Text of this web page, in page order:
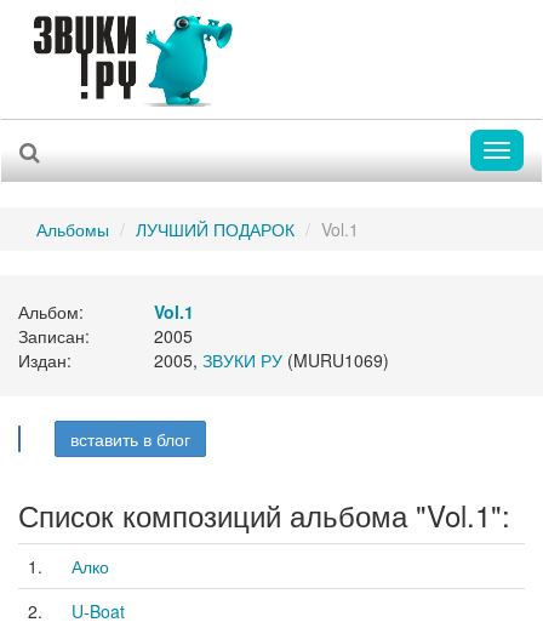
Альбомы ЛУЧШИЙ ПОДАРОК Vol.1
Альбом:
Vol.1
Записан:
2005
Издан:
2005, ЗВУКИ РУ (MURU1069)
вставить в блог
Список композиций альбома "Vol.1":
1.
Алко
2.
U-Boat